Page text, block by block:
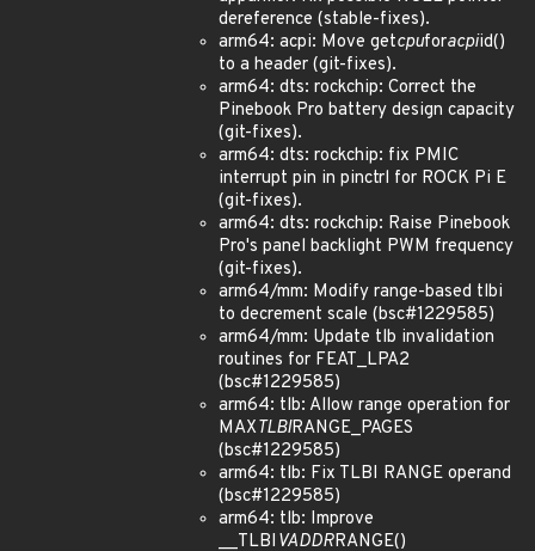
dereference (stable-fixes).
arm64: acpi: Move getcpuforacpiid()
to a header (git-fixes).
arm64: dts: rockchip: Correct the
Pinebook Pro battery design capacity
(git-fixes).
arm64: dts: rockchip: fix PMIC
interrupt pin in pinctrl for ROCK Pi E
(git-fixes).
arm64: dts: rockchip: Raise Pinebook
Pro's panel backlight PWM frequency
(git-fixes).
arm64/mm: Modify range-based tlbi
to decrement scale (bsc#1229585)
arm64/mm: Update tlb invalidation
routines for FEAT_LPA2
(bsc#1229585)
arm64: tlb: Allow range operation for
MAXTLBIRANGE_PAGES
(bsc#1229585)
arm64: tlb: Fix TLBI RANGE operand
(bsc#1229585)
arm64: tlb: Improve
__TLBI VADDRRANGE()